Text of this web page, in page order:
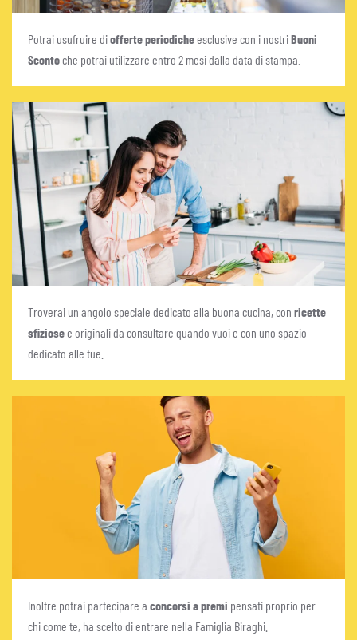
Potrai usufruire diofferteperiodicheesclusive con i nostriBuoni
Scontoche potrai utilizzare entro 2 mesi dalla data di stampa.
Troverai un angolo speciale dedicato alla buona cucina, con ricette
sfiziosee originali da consultare quando vuoi e con uno spazio
dedicato alle tue.
Inoltre potrai partecipare a concorsi a premi pensati proprio per
chi come te, ha scelto di entrare nella Famiglia Biraghi.